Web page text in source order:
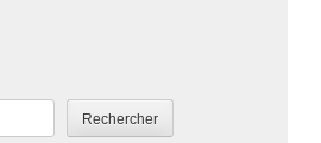
Rechercher